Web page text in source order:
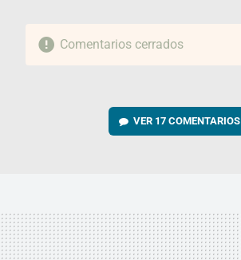
Comentarios cerrados
VER 17 COMENTARIOS